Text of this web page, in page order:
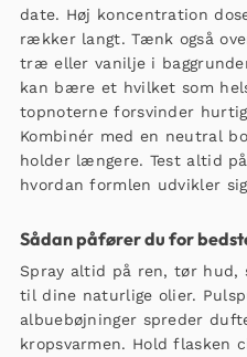
date. Høj koncentration
rækker langt. Tænk også
træ eller vanilje i
kan bære et hvilket som
topnoterne forsvinder
Kombinér med en neutral
holder længere. Test altid
hvordan formlen udvikler
Sådan påfører du for
Spray altid på ren, tør hud,
til dine naturlige olier.
albuebøjninger spreder
kropsvarmen. Hold flasken